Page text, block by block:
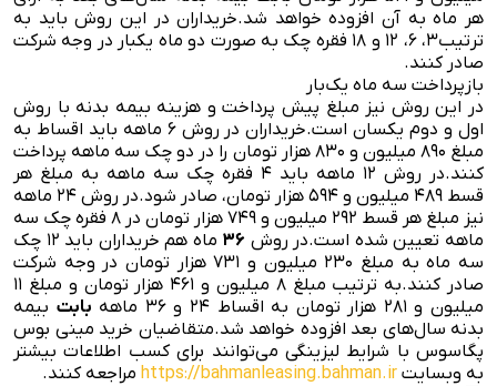
هر ماه به آن افزوده خواهد شد.خریداران در این روش باید به
ترتیب۳، ۶، ۱۲ و ۱۸ فقره چک به صورت دو ماه یکبار در وجه شرکت
صادر کنند.
بازپرداخت سه ماه یک‌بار
در این روش نیز مبلغ پیش پرداخت و هزینه بیمه بدنه با روش
اول و دوم یکسان است.
خریداران در روش ۶ ماهه باید اقساط به
مبلغ ۸۹۰ میلیون و ۸۳۰ هزار تومان را در دو چک سه ماهه پرداخت
کنند.
در روش ۱۲ ماهه باید ۴ فقره چک سه ماهه به مبلغ هر
قسط ۴۸۹ میلیون و ۵۹۴ هزار تومان، صادر شود.
در روش ۲۴ ماهه
نیز مبلغ هر قسط ۲۹۲ میلیون و ۷۴۹ هزار تومان در ۸ فقره چک سه
ماهه تعیین شده است.در روش ۳۶
ماه هم خریداران باید ۱۲ چک
سه ماه به مبلغ ۲۳۰ میلیون و ۷۳۱ هزار تومان در وجه شرکت
صادر کنند.
به ترتیب مبلغ ۸ میلیون و ۴۶۱ هزار تومان و مبلغ ۱۱
میلیون و ۲۸۱ هزار تومان به اقساط ۲۴ و ۳۶ ماهه
بابت بیمه
بدنه سال‌های بعد افزوده خواهد شد.متقاضیان خرید مینی بوس
پگاسوس با شرایط لیزینگی می‌توانند برای کسب اطلاعات بیشتر
به وبسایت https://bahmanleasing.bahman.ir مراجعه کنند.